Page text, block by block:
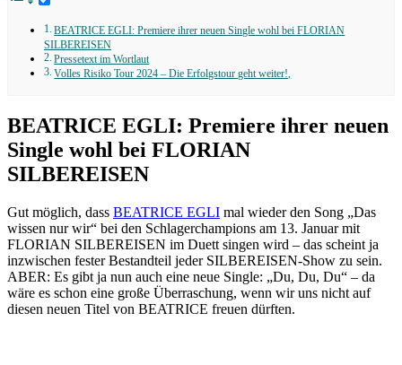
BEATRICE EGLI: Premiere ihrer neuen Single wohl bei FLORIAN
SILBEREISEN
Pressetext im Wortlaut
Volles Risiko Tour 2024 – Die Erfolgstour geht weiter!,
BEATRICE EGLI: Premiere ihrer neuen
Single wohl bei FLORIAN
SILBEREISEN
Gut möglich, dass BEATRICE EGLI mal wieder den Song „Das
wissen nur wir“ bei den Schlagerchampions am 13. Januar mit
FLORIAN SILBEREISEN im Duett singen wird – das scheint ja
inzwischen fester Bestandteil jeder SILBEREISEN-Show zu sein.
ABER: Es gibt ja nun auch eine neue Single: „Du, Du, Du“ – da
wäre es schon eine große Überraschung, wenn wir uns nicht auf
diesen neuen Titel von BEATRICE freuen dürften.